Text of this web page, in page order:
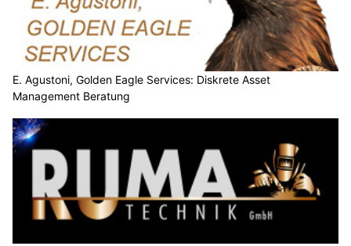
E. Agustoni, Golden Eagle Services: Diskrete Asset
Management Beratung